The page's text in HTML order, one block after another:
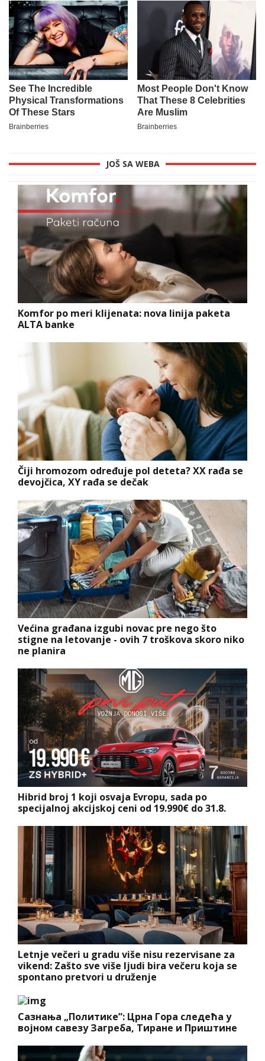
JOŠ SA WEBA
Komfor po meri klijenata: nova linija paketa
ALTA banke
Čiji hromozom određuje pol deteta? XX rađa se
devojčica, XY rađa se dečak
Većina građana izgubi novac pre nego što
stigne na letovanje - ovih 7 troškova skoro niko
ne planira
Hibrid broj 1 koji osvaja Evropu, sada po
specijalnoj akcijskoj ceni od 19.990€ do 31.8.
Letnje večeri u gradu više nisu rezervisane za
vikend: Zašto sve više ljudi bira večeru koja se
spontano pretvori u druženje
Сазнања „Политике”: Црна Гора следећа у
војном савезу Загреба, Тиране и Приштине